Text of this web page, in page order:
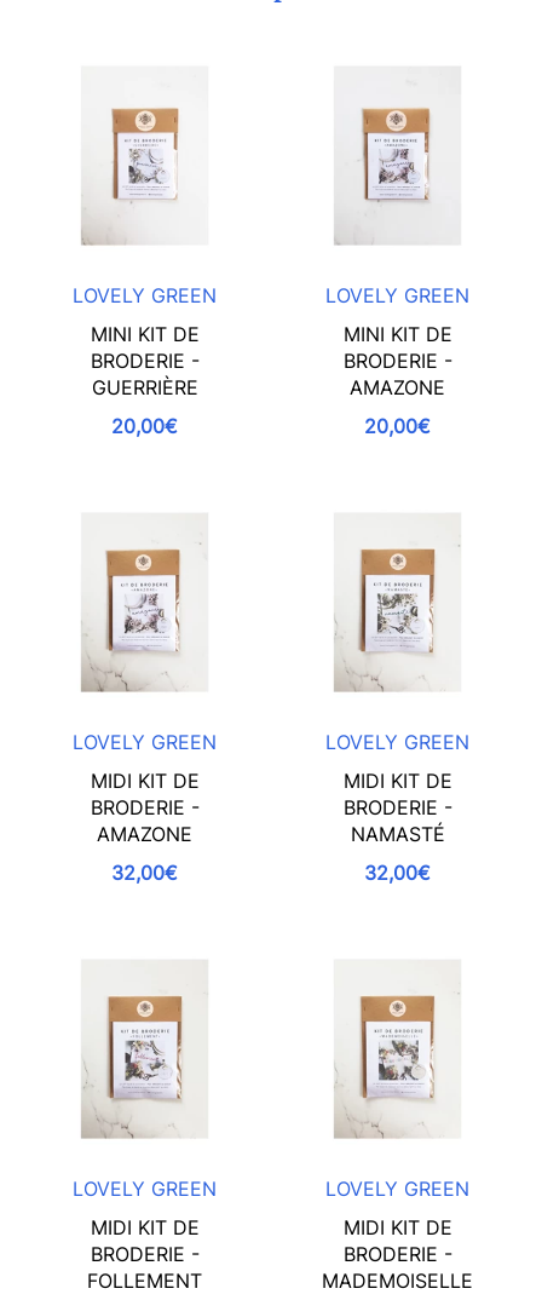
LOVELY GREEN
MINI KIT DE
BRODERIE -
GUERRIÈRE
20,00€
LOVELY GREEN
MINI KIT DE
BRODERIE -
AMAZONE
20,00€
LOVELY GREEN
MIDI KIT DE
BRODERIE -
AMAZONE
32,00€
LOVELY GREEN
MIDI KIT DE
BRODERIE -
NAMASTÉ
32,00€
LOVELY GREEN
MIDI KIT DE
BRODERIE -
FOLLEMENT
LOVELY GREEN
MIDI KIT DE
BRODERIE -
MADEMOISELLE